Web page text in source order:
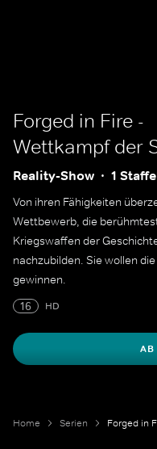
Forged in Fire -
Wettkampf der
Reality-Show 1
Von ihren Fähigkeiten
Wettbewerb, die
Kriegswaffen der
nachzubilden. Sie wollen
gewinnen.
16
HD
Home Serien